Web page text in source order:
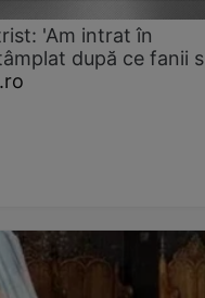
'Am intrat în
după ce fanii